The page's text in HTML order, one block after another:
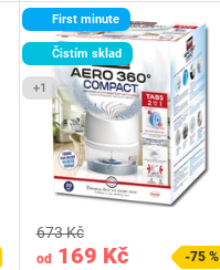
First minute
Čistím sklad
+1
od169 Kč
673 Kč
-75 %